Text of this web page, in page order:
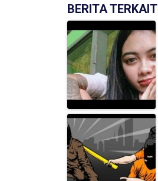
BERITA TERKAIT